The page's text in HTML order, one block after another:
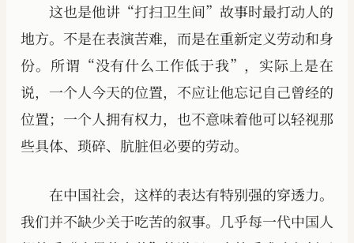
这也是他讲“打扫卫生间”故事时最打动人的
地方。不是在表演苦难，而是在重新定义劳动和身
份。所谓“没有什么工作低于我”，实际上是在
说，一个人今天的位置，不应让他忘记自己曾经的
位置；一个人拥有权力，也不意味着他可以轻视那
些具体、琐碎、肮脏但必要的劳动。
在中国社会，这样的表达有特别强的穿透力。
我们并不缺少关于吃苦的叙事。几乎每一代中国人